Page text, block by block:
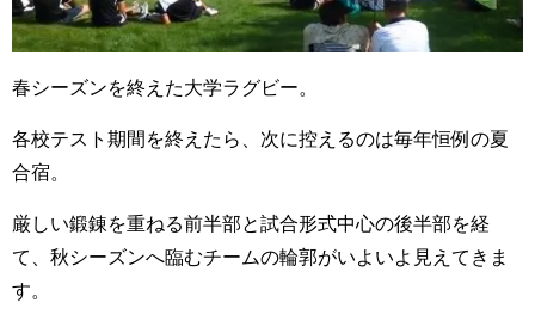
春シーズンを終えた大学ラグビー。
各校テスト期間を終えたら、次に控えるのは毎年恒例の夏
合宿。
厳しい鍛錬を重ねる前半部と試合形式中心の後半部を経
て、秋シーズンへ臨むチームの輪郭がいよいよ見えてきま
す。